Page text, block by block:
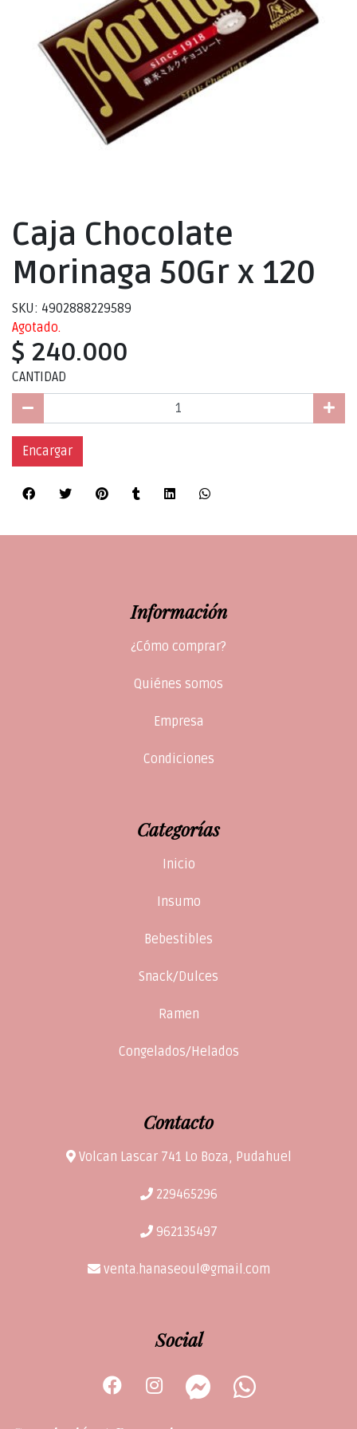
Caja Chocolate
Morinaga 50Gr x 120
SKU: 4902888229589
Agotado.
$ 240.000
CANTIDAD
Encargar
Información
¿Cómo comprar?
Quiénes somos
Empresa
Condiciones
Categorías
Inicio
Insumo
Bebestibles
Snack/Dulces
Ramen
Congelados/Helados
Contacto
Volcan Lascar 741 Lo Boza, Pudahuel
229465296
962135497
venta.hanaseoul@gmail.com
Social